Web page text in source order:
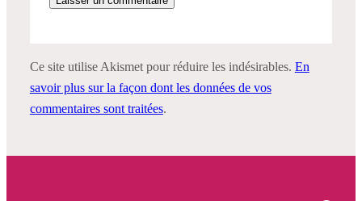
Ce site utilise Akismet pour réduire les indésirables. En
savoir plus sur la façon dont les données de vos
commentaires sont traitées.